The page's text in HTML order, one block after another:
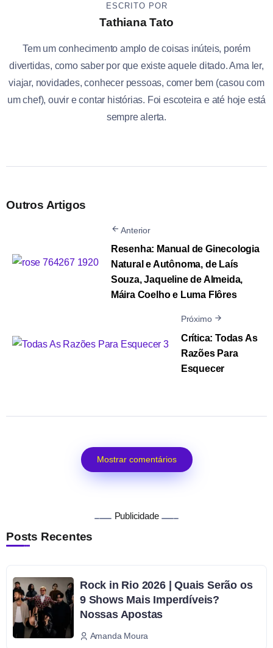
ESCRITO POR
Tathiana Tato
Tem um conhecimento amplo de coisas inúteis, porém
divertidas, como saber por que existe aquele ditado. Ama ler,
viajar, novidades, conhecer pessoas, comer bem (casou com
um chef), ouvir e contar histórias. Foi escoteira e até hoje está
sempre alerta.
Outros Artigos
Anterior
Resenha: Manual de Ginecologia
Natural e Autônoma, de Laís
Souza, Jaqueline de Almeida,
Máira Coelho e Luma Flôres
Próximo
Crítica: Todas As
Razões Para
Esquecer
Mostrar comentários
Publicidade
Posts Recentes
Rock in Rio 2026 | Quais Serão os
9 Shows Mais Imperdíveis?
Nossas Apostas
Amanda Moura